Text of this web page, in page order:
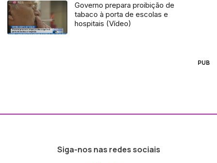
Governo prepara proibição de
tabaco à porta de escolas e
hospitais (Vídeo)
PUB
Siga-nos nas redes sociais